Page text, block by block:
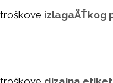
troškove izlagaÄŤkog